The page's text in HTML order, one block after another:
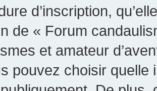
d’inscription,
de « Forum
et amateur
pouvez choisir quelle